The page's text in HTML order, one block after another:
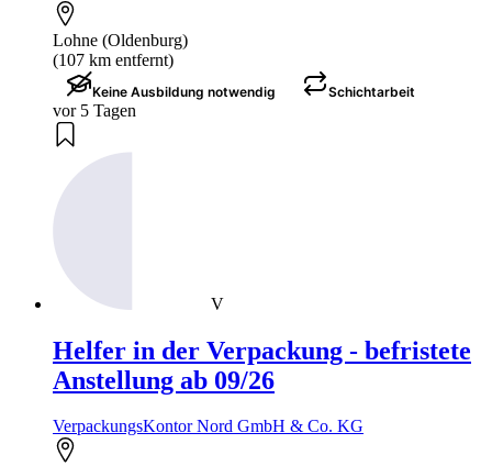
Lohne (Oldenburg)
(107 km entfernt)
Keine Ausbildung notwendig Schichtarbeit
vor 5 Tagen
V
Helfer in der Verpackung - befristete
Anstellung ab 09/26
VerpackungsKontor Nord GmbH & Co. KG